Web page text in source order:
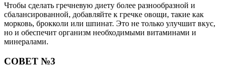
Чтобы сделать гречневую диету более разнообразной и
сбалансированной, добавляйте к гречке овощи, такие как
морковь, брокколи или шпинат. Это не только улучшит вкус,
но и обеспечит организм необходимыми витаминами и
минералами.
СОВЕТ №3